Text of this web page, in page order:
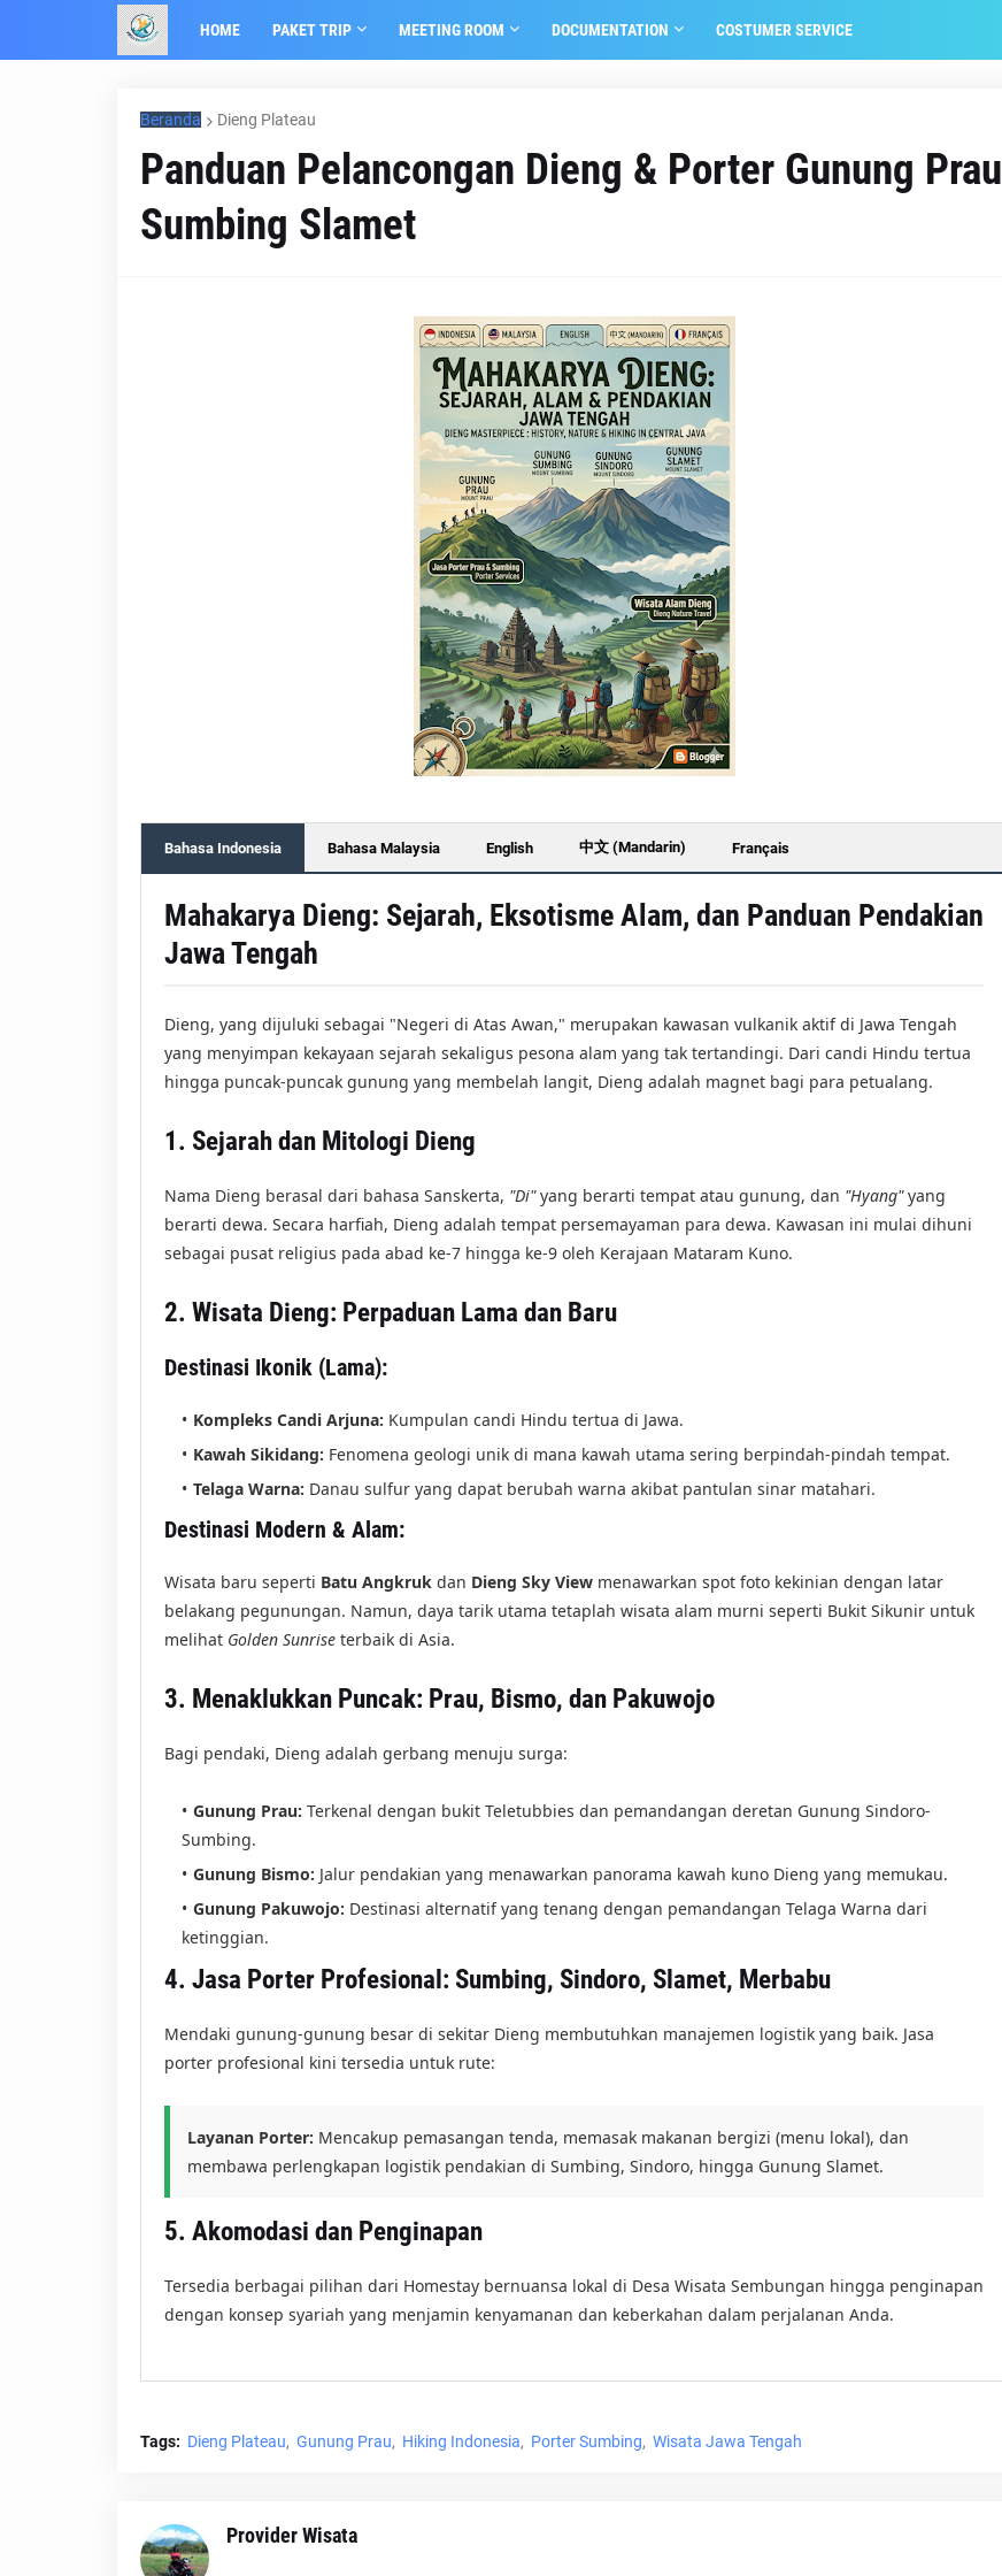
HOME PAKET TRIP MEETING ROOM DOCUMENTATION COSTUMER SERVICE
Beranda Dieng Plateau
Panduan Pelancongan Dieng & Porter Gunung Prau
Sumbing Slamet
Bahasa Indonesia Bahasa Malaysia English 中文 (Mandarin) Français
Mahakarya Dieng: Sejarah, Eksotisme Alam, dan Panduan Pendakian
Jawa Tengah
Dieng, yang dijuluki sebagai "Negeri di Atas Awan," merupakan kawasan vulkanik aktif di Jawa Tengah
yang menyimpan kekayaan sejarah sekaligus pesona alam yang tak tertandingi. Dari candi Hindu tertua
hingga puncak-puncak gunung yang membelah langit, Dieng adalah magnet bagi para petualang.
1. Sejarah dan Mitologi Dieng
Nama Dieng berasal dari bahasa Sanskerta, "Di"yang berarti tempat atau gunung, dan "Hyang"yang
berarti dewa. Secara harfiah, Dieng adalah tempat persemayaman para dewa. Kawasan ini mulai dihuni
sebagai pusat religius pada abad ke-7 hingga ke-9 oleh Kerajaan Mataram Kuno.
2. Wisata Dieng: Perpaduan Lama dan Baru
Destinasi Ikonik (Lama):
Kompleks Candi Arjuna: Kumpulan candi Hindu tertua di Jawa.
Kawah Sikidang: Fenomena geologi unik di mana kawah utama sering berpindah-pindah tempat.
Telaga Warna: Danau sulfur yang dapat berubah warna akibat pantulan sinar matahari.
Destinasi Modern & Alam:
Wisata baru seperti Batu Angkruk dan Dieng Sky View menawarkan spot foto kekinian dengan latar
belakang pegunungan. Namun, daya tarik utama tetaplah wisata alam murni seperti Bukit Sikunir untuk
melihat Golden Sunrise terbaik di Asia.
3. Menaklukkan Puncak: Prau, Bismo, dan Pakuwojo
Bagi pendaki, Dieng adalah gerbang menuju surga:
Gunung Prau: Terkenal dengan bukit Teletubbies dan pemandangan deretan Gunung Sindoro-
Sumbing.
Gunung Bismo: Jalur pendakian yang menawarkan panorama kawah kuno Dieng yang memukau.
Gunung Pakuwojo: Destinasi alternatif yang tenang dengan pemandangan Telaga Warna dari
ketinggian.
4. Jasa Porter Profesional: Sumbing, Sindoro, Slamet, Merbabu
Mendaki gunung-gunung besar di sekitar Dieng membutuhkan manajemen logistik yang baik. Jasa
porter profesional kini tersedia untuk rute:
Layanan Porter: Mencakup pemasangan tenda, memasak makanan bergizi (menu lokal), dan
membawa perlengkapan logistik pendakian di Sumbing, Sindoro, hingga Gunung Slamet.
5. Akomodasi dan Penginapan
Tersedia berbagai pilihan dari Homestay bernuansa lokal di Desa Wisata Sembungan hingga penginapan
dengan konsep syariah yang menjamin kenyamanan dan keberkahan dalam perjalanan Anda.
Tags: Dieng Plateau Gunung Prau Hiking Indonesia Porter Sumbing Wisata Jawa Tengah
Provider Wisata